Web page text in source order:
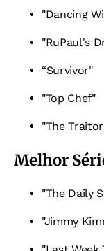
"Dancing
"RuPaul's
“Survivor"
"Top Chef"
"The
Melhor
"The Daily
"Jimmy